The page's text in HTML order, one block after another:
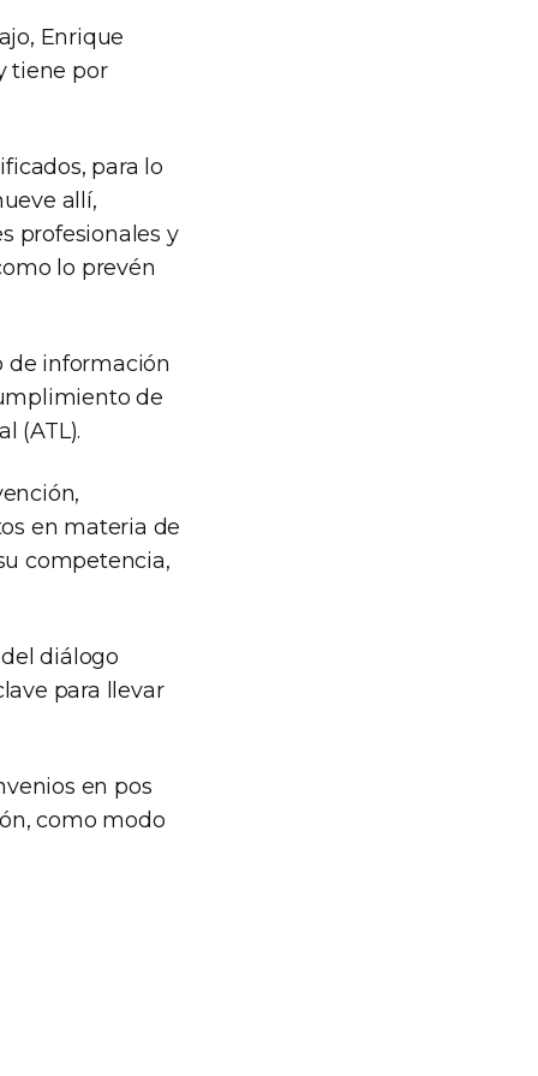
Enrique
tiene por
para lo
allí,
profesionales y
lo prevén
de información
de
(ATL).
en materia de
competencia,
diálogo
para llevar
en pos
como modo